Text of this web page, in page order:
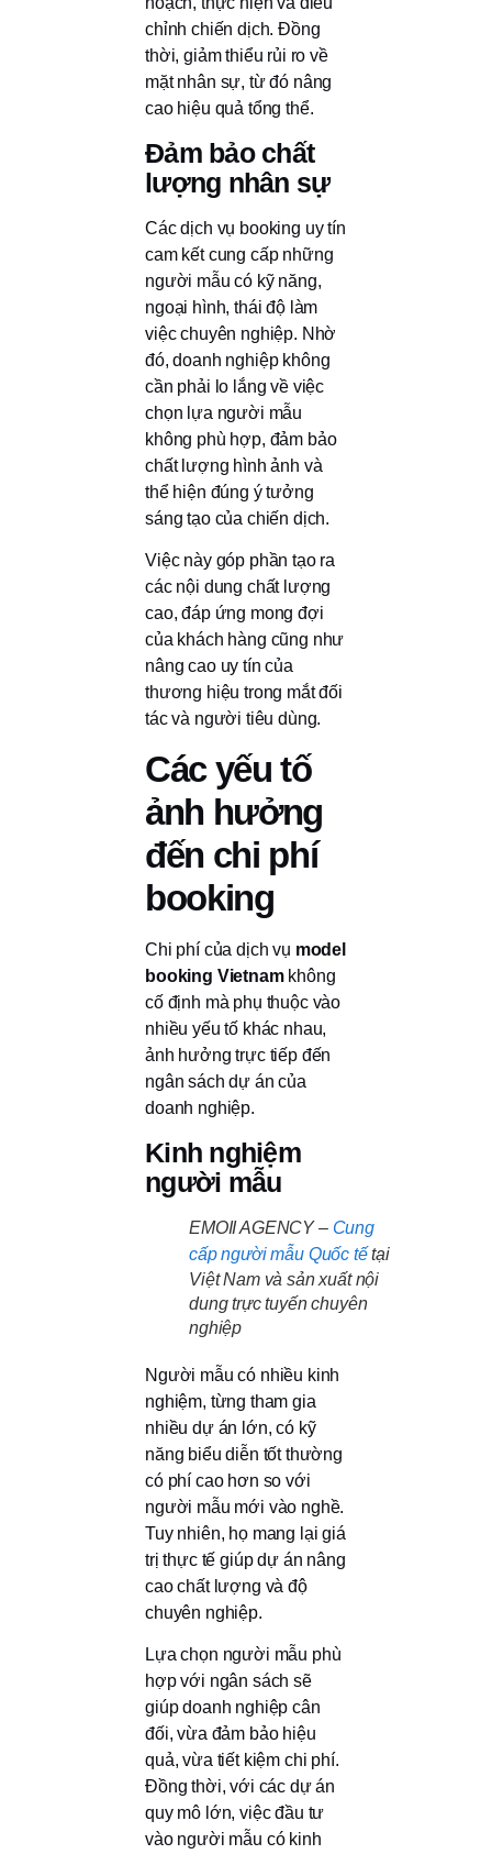
chỉnh chiến dịch. Đồng
thời, giảm thiểu rủi ro về
mặt nhân sự, từ đó nâng
cao hiệu quả tổng thể.
Đảm bảo chất
lượng nhân sự
Các dịch vụ booking uy tín
cam kết cung cấp những
người mẫu có kỹ năng,
ngoại hình, thái độ làm
việc chuyên nghiệp. Nhờ
đó, doanh nghiệp không
cần phải lo lắng về việc
chọn lựa người mẫu
không phù hợp, đảm bảo
chất lượng hình ảnh và
thể hiện đúng ý tưởng
sáng tạo của chiến dịch.
Việc này góp phần tạo ra
các nội dung chất lượng
cao, đáp ứng mong đợi
của khách hàng cũng như
nâng cao uy tín của
thương hiệu trong mắt đối
tác và người tiêu dùng.
Các yếu tố
ảnh hưởng
đến chi phí
booking
Chi phí của dịch vụ model
booking Vietnamkhông
cố định mà phụ thuộc vào
nhiều yếu tố khác nhau,
ảnh hưởng trực tiếp đến
ngân sách dự án của
doanh nghiệp.
Kinh nghiệm
người mẫu
EMOII AGENCY – Cung
cấp người mẫu Quốc tếtại
Việt Nam và sản xuất nội
dung trực tuyến chuyên
nghiệp
Người mẫu có nhiều kinh
nghiệm, từng tham gia
nhiều dự án lớn, có kỹ
năng biểu diễn tốt thường
có phí cao hơn so với
người mẫu mới vào nghề.
Tuy nhiên, họ mang lại giá
trị thực tế giúp dự án nâng
cao chất lượng và độ
chuyên nghiệp.
Lựa chọn người mẫu phù
hợp với ngân sách sẽ
giúp doanh nghiệp cân
đối, vừa đảm bảo hiệu
quả, vừa tiết kiệm chi phí.
Đồng thời, với các dự án
quy mô lớn, việc đầu tư
vào người mẫu có kinh